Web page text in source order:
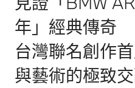
年」經典傳奇
台灣聯名創作
與藝術的極致